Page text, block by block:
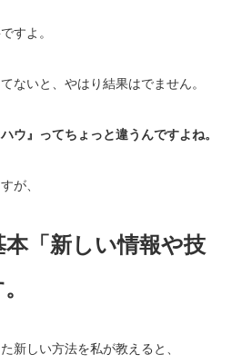
すよ。
ないと、やはり結果はでません。
ウ』ってちょっと違うんですよね。
が、
「新しい情報や技
新しい方法を私が教えると、